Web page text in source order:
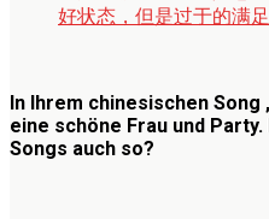
好状态，但是过于的满
In Ihrem chinesischen Song
eine schöne Frau und
Songs auch so?